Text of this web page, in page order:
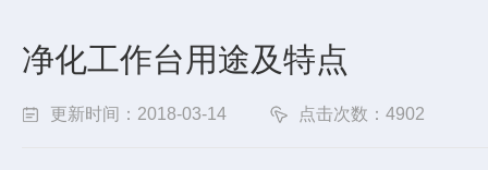
净化工作台用途及特点
更新时间：2018-03-14 点击次数：4902